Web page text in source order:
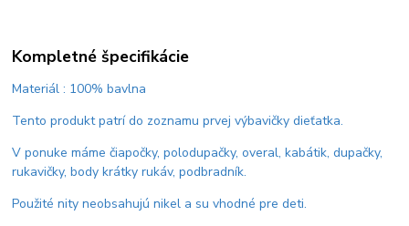
Kompletné špecifikácie
Materiál : 100% bavlna
Tento produkt patrí do zoznamu prvej výbavičky dieťatka.
V ponuke máme čiapočky, polodupačky, overal, kabátik, dupačky,
rukavičky, body krátky rukáv, podbradník.
Použité nity neobsahujú nikel a su vhodné pre deti.